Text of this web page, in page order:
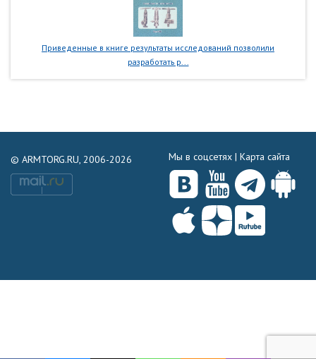
Приведенные в книге результаты исследований позволили
разработать р...
© ARMTORG.RU, 2006-2026 Мы в соцсетях | Карта сайта